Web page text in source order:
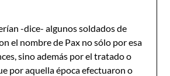
-dice- algunos soldados de
el nombre de Pax no sólo por esa
sino además por el tratado o
por aquella época efectuaron o